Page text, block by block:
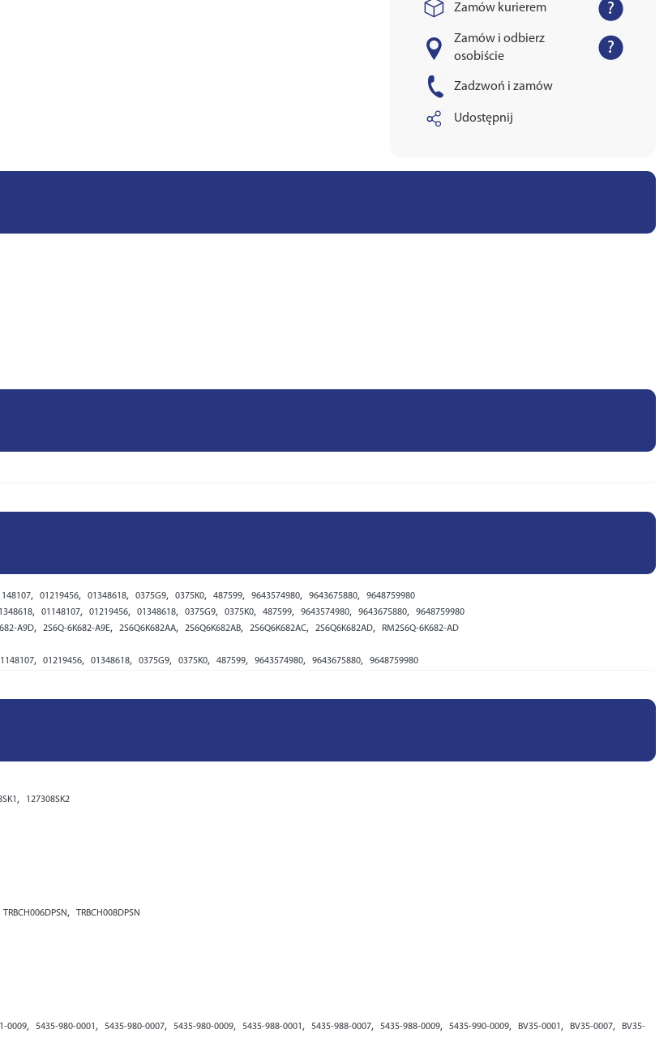
Zamów kurierem
Zamów i odbierz
osobiście
Zadzwoń i zamów
Udostępnij
, 01219456, 01348618, 0375G9, 0375K0, 487599, 9643574980, 9643675880, 9648759980
, 01148107, 01219456, 01348618, 0375G9, 0375K0, 487599, 9643574980, 9643675880, 9648759980
A9D, 2S6Q-6K682-A9E, 2S6Q6K682AA, 2S6Q6K682AB, 2S6Q6K682AC, 2S6Q6K682AD, RM2S6Q-6K682-AD
, 01219456, 01348618, 0375G9, 0375K0, 487599, 9643574980, 9643675880, 9648759980
, 127308SK2
TRBCH006DPSN, TRBCH008DPSN
0009, 5435-980-0001 , 5435-980-0007, 5435-980-0009, 5435-988-0001 , 5435-988-0007, 5435-988-0009, 5435-990-0009, BV35-0001 , BV35-0007,
BV35-